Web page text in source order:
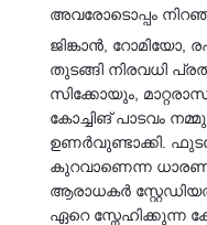
അവരോടൊപ്പം
ജിങ്കാൻ, റോമിയോ,
തുടങ്ങി നിരവധി
സിക്കോയും,
കോച്ചിങ് പാടവം
ഉണർവുണ്ടാക്കി.
കുറവാണെന്ന
ആരാധകർ
ഏറെ സ്നേഹിക്കുന്ന